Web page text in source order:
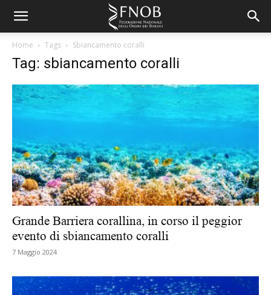
Home Tags Sbiancamento coralli
Tag: sbiancamento coralli
Grande Barriera corallina, in corso il peggior
evento di sbiancamento coralli
7 Maggio 2024